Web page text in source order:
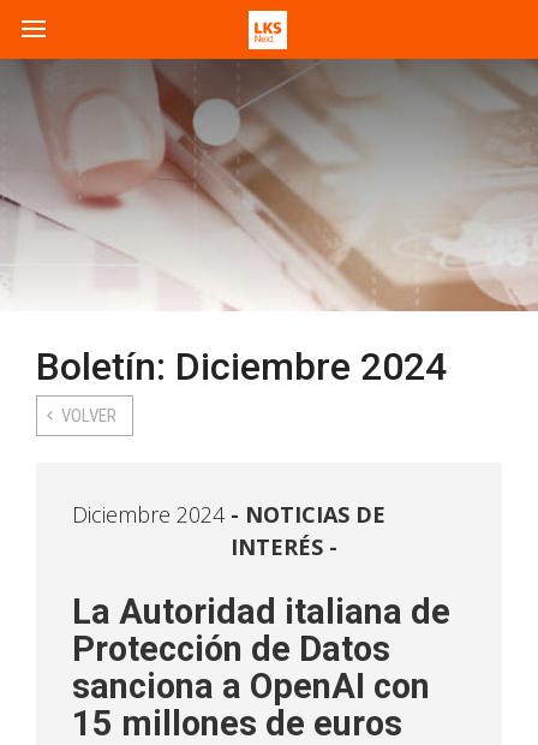
Boletín: Diciembre 2024
VOLVER
Diciembre 2024
NOTICIAS DE
INTERÉS -
La Autoridad italiana de
Protección de Datos
sanciona a OpenAI con
15 millones de euros